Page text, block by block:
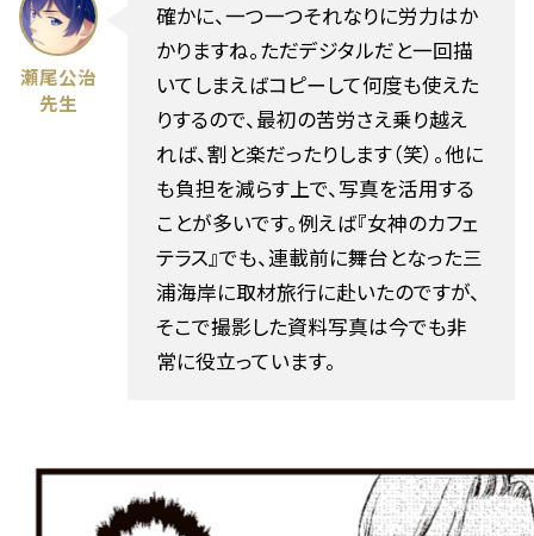
瀬尾公治
先生
確かに、一つ一つそれなりに労力はか
かりますね。ただデジタルだと一回描
いてしまえばコピーして何度も使えた
りするので、最初の苦労さえ乗り越え
れば、割と楽だったりします（笑）。他に
も負担を減らす上で、写真を活用する
ことが多いです。例えば『女神のカフェ
テラス』でも、連載前に舞台となった三
浦海岸に取材旅行に赴いたのですが、
そこで撮影した資料写真は今でも非
常に役立っています。